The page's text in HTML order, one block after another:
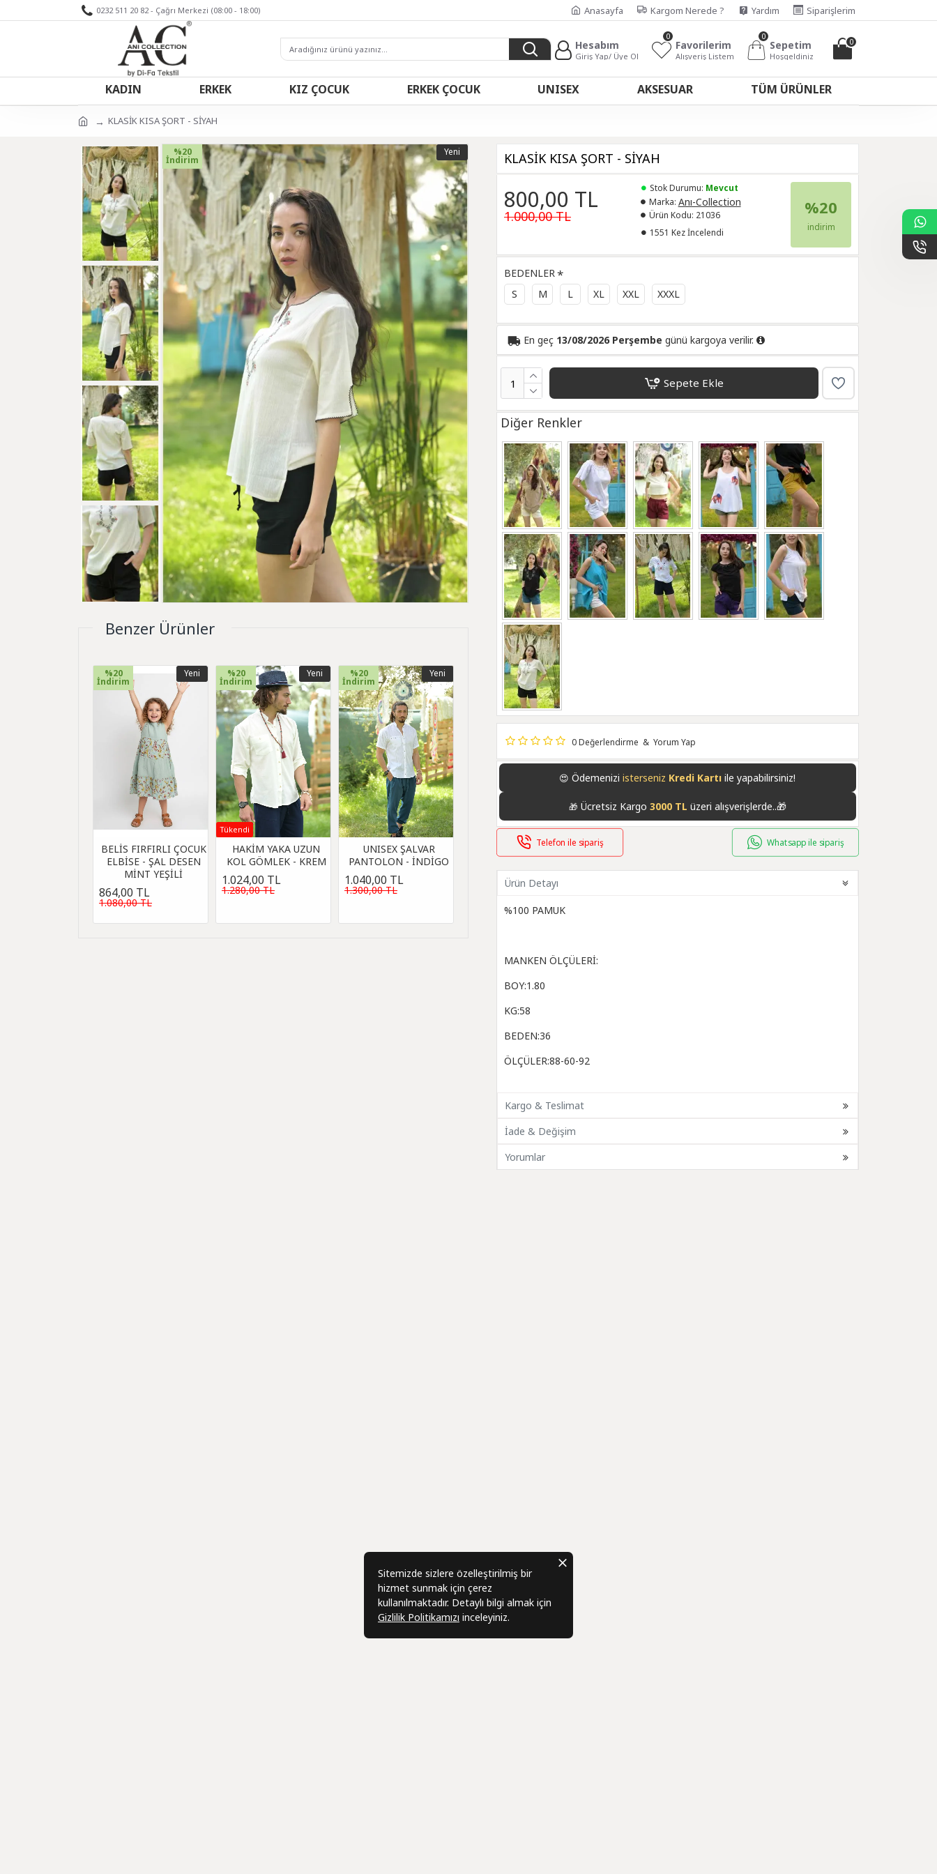
0232 511 20 82 - Çağrı Merkezi (08:00 - 18:00) Anasayfa Kargom Nerede ? Yardım Siparişlerim
Hesabım
Giriş Yap/ Üye Ol
Favorilerim
Alışveriş Listem
0
Sepetim
Hoşgeldiniz
0
0
KADIN ERKEK KIZ ÇOCUK ERKEK ÇOCUK UNISEX AKSESUAR TÜM ÜRÜNLER
KLASİK KISA ŞORT - SİYAH
Yeni
%20
İndirim
Benzer Ürünler
Yeni
%20
İndirim
BELİS FIRFIRLI ÇOCUK
ELBİSE - ŞAL DESEN
MİNT YEŞİLİ
864,00 TL
1.080,00 TL
Yeni
%20
İndirim
Tükendi
HAKİM YAKA UZUN
KOL GÖMLEK - KREM
1.024,00 TL
1.280,00 TL
Yeni
%20
İndirim
UNISEX ŞALVAR
PANTOLON - İNDİGO
1.040,00 TL
1.300,00 TL
KLASİK KISA ŞORT - SİYAH
0 Değerlendirme & Yorum Yap
800,00 TL
1.000,00 TL
Stok Durumu: Mevcut
Marka: Anı-Collection
Ürün Kodu: 21036
1551 Kez İncelendi
%20
indirim
BEDENLER
S
M L XL XXL XXXL
En geç 13/08/2026 Perşembe günü kargoya verilir.
Sepete Ekle
Diğer Renkler
😍Ödemenizi istersenizHavale/EFT ile yapabilirsiniz!
🎁 Ücretsiz Kargo 3000 TL üzeri alışverişlerde..🎁
Telefon ile sipariş Whatsapp ile sipariş
Ürün Detayı
%100 PAMUK
MANKEN ÖLÇÜLERİ:
BOY:1.80
KG:58
BEDEN:36
ÖLÇÜLER:88-60-92
Kargo & Teslimat
İade & Değişim
Yorumlar
Sitemizde sizlere özelleştirilmiş bir
hizmet sunmak için çerez
kullanılmaktadır. Detaylı bilgi almak için
Gizlilik Politikamızı inceleyiniz.